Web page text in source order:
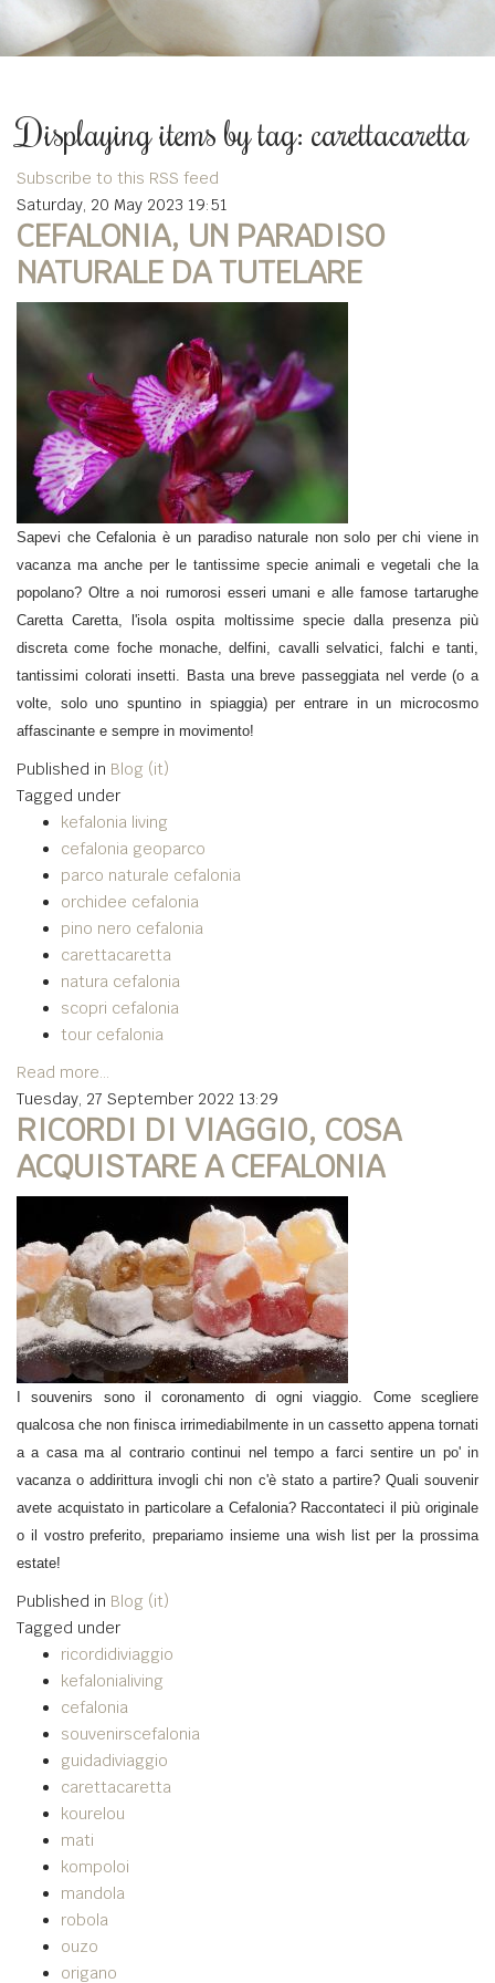
Displaying items by tag: carettacaretta
Subscribe to this RSS feed
Saturday, 20 May 2023 19:51
CEFALONIA, UN PARADISO
NATURALE DA TUTELARE
Sapevi che Cefalonia è un paradiso naturale non solo per chi viene in
vacanza ma anche per le tantissime specie animali e vegetali che la
popolano? Oltre a noi rumorosi esseri umani e alle famose tartarughe
Caretta Caretta, l'isola ospita moltissime specie dalla presenza più
discreta come foche monache, delfini, cavalli selvatici, falchi e tanti,
tantissimi colorati insetti. Basta una breve passeggiata nel verde (o a
volte, solo uno spuntino in spiaggia) per entrare in un microcosmo
affascinante e sempre in movimento!
Published in Blog (it)
Tagged under
kefalonia living
cefalonia geoparco
parco naturale cefalonia
orchidee cefalonia
pino nero cefalonia
carettacaretta
natura cefalonia
scopri cefalonia
tour cefalonia
Read more...
Tuesday, 27 September 2022 13:29
RICORDI DI VIAGGIO, COSA
ACQUISTARE A CEFALONIA
I souvenirs sono il coronamento di ogni viaggio. Come scegliere
qualcosa che non finisca irrimediabilmente in un cassetto appena tornati
a a casa ma al contrario continui nel tempo a farci sentire un po' in
vacanza o addirittura invogli chi non c'è stato a partire? Quali souvenir
avete acquistato in particolare a Cefalonia? Raccontateci il più originale
o il vostro preferito, prepariamo insieme una wish list per la prossima
estate!
Published in Blog (it)
Tagged under
ricordidiviaggio
kefalonialiving
cefalonia
souvenirscefalonia
guidadiviaggio
carettacaretta
kourelou
mati
kompoloi
mandola
robola
ouzo
origano